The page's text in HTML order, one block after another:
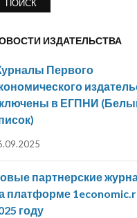
ИЗДАТЕЛЬСТВА
Первого
в ЕГПНИ
партнерские
платформе
году